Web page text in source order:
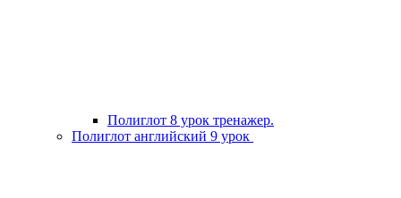
Полиглот 8 урок тренажер.
Полиглот английский 9 урок